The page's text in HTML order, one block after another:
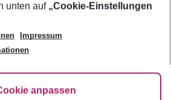
ändern
unten auf „Cookie-Einstellungen
Impressum
anpassen